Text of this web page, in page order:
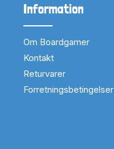
Information
Om Boardgamer
Kontakt
Returvarer
Forretningsbetingelser